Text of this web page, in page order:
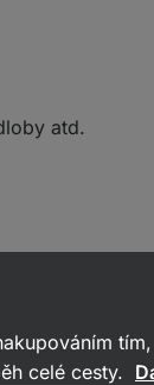
atd.
ale
má přece
celé cesty.